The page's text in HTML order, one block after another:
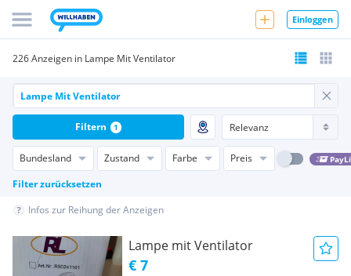
Einloggen
226 Anzeigen in Lampe Mit Ventilator
Bundesland Zustand Farbe Preis
Filter zurücksetzen
Filtern 1
Infos zur Reihung der Anzeigen
Lampe mit Ventilator
€ 7